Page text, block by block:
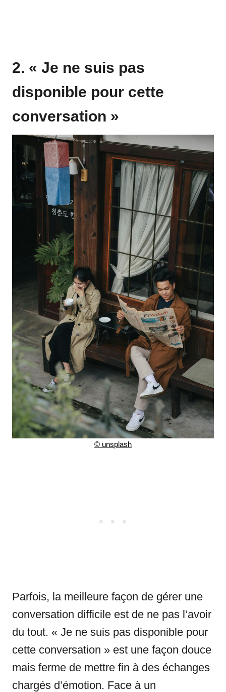
2. « Je ne suis pas
disponible pour cette
conversation »
© unsplash
Parfois, la meilleure façon de gérer une
conversation difficile est de ne pas l’avoir
du tout. « Je ne suis pas disponible pour
cette conversation » est une façon douce
mais ferme de mettre fin à des échanges
chargés d’émotion. Face à un